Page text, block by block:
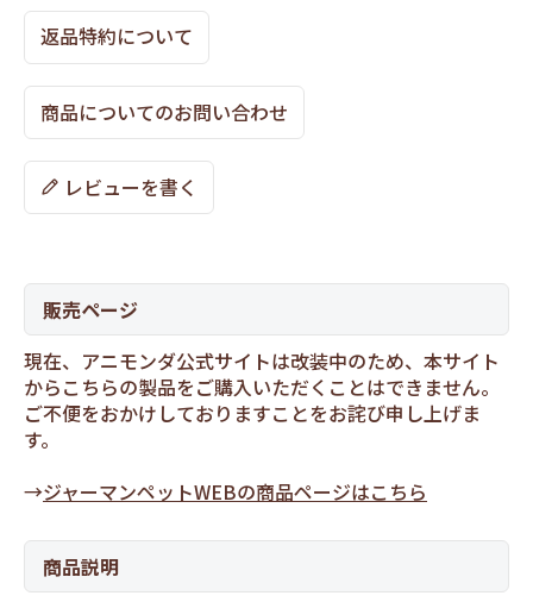
返品特約について
商品についてのお問い合わせ
レビューを書く
販売ページ
現在、アニモンダ公式サイトは改装中のため、本サイト
からこちらの製品をご購入いただくことはできません。
ご不便をおかけしておりますことをお詫び申し上げま
す。
→ジャーマンペットWEBの商品ページはこちら
商品説明